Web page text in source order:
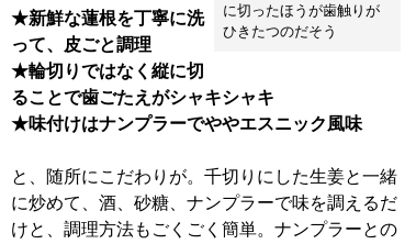
に切ったほうが歯触りが
ひきたつのだそう
★新鮮な蓮根を丁寧に洗
って、皮ごと調理
★輪切りではなく縦に切
ることで歯ごたえがシャキシャキ
★味付けはナンプラーでややエスニック風味
と、随所にこだわりが。千切りにした生姜と一緒
に炒めて、酒、砂糖、ナンプラーで味を調えるだ
けと、調理方法もごくごく簡単。ナンプラーとの